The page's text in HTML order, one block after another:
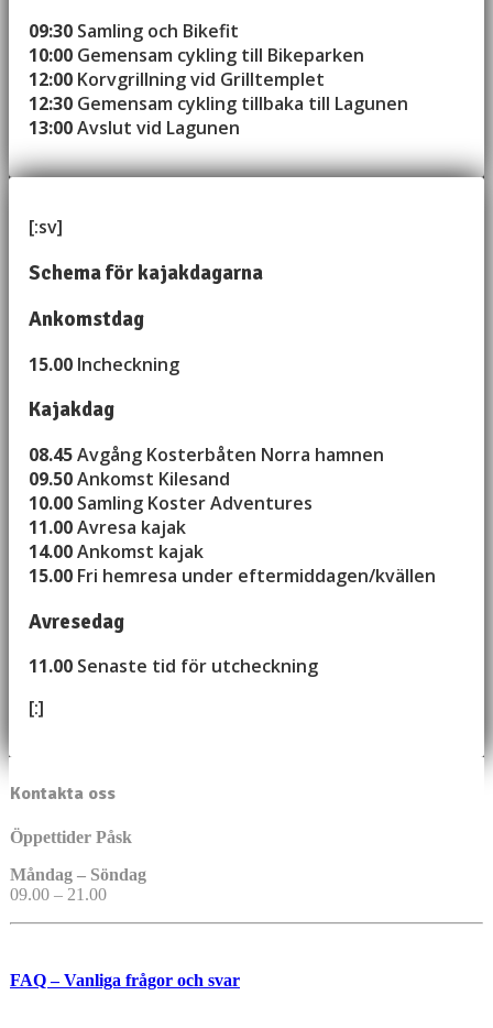
09:30 Samling och Bikefit
10:00 Gemensam cykling till Bikeparken
12:00 Korvgrillning vid Grilltemplet
12:30 Gemensam cykling tillbaka till Lagunen
13:00Avslut vid Lagunen
[:sv]
Schema för kajakdagarna
Ankomstdag
15.00 Incheckning
Kajakdag
08.45Avgång Kosterbåten Norra hamnen
09.50Ankomst Kilesand
10.00 Samling Koster Adventures
11.00Avresa kajak
14.00Ankomst kajak
15.00 Fri hemresa under eftermiddagen/kvällen
Avresedag
11.00 Senaste tid för utcheckning
[:]
Kontakta oss
Öppettider Påsk
Måndag – Söndag
09.00 – 21.00
FAQ – Vanliga frågor och svar